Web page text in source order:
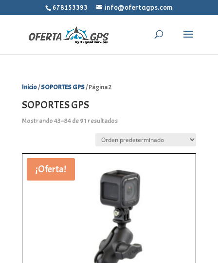
678153393 info@ofertagps.com
Inicio/SOPORTES GPS/ Página 2
SOPORTES GPS
Mostrando 43–84 de 91 resultados
¡Oferta!